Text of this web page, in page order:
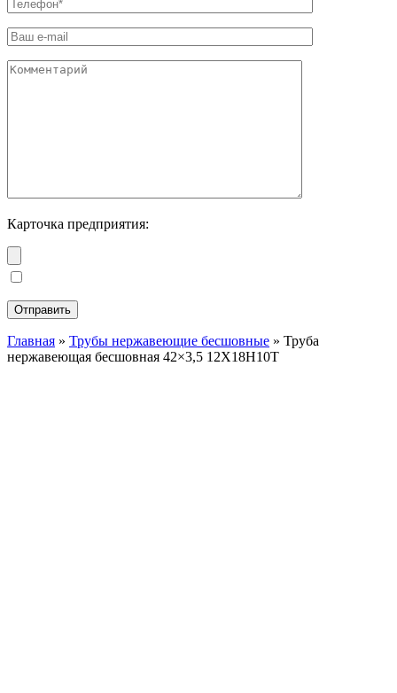
Карточка предприятия:
Главная » Трубы нержавеющие бесшовные » Труба
нержавеющая бесшовная 42×3,5 12X18Н10Т